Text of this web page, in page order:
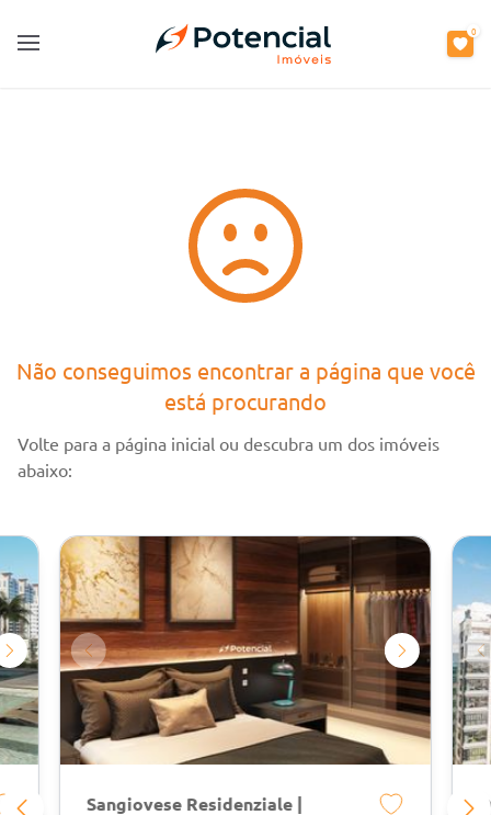
Open main menu
0
Open main menu
0
Não conseguimos encontrar a página que você
está procurando
Volte para a página inicial ou descubra um dos imóveis
abaixo:
Sangiovese Residenziale |